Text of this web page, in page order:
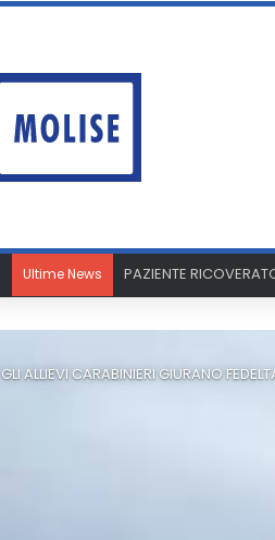
Ultime News PAZIENTE
GLI ALLIEVI CARABINIERI GIURANO